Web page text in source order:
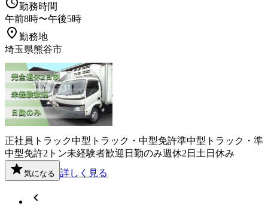
勤務時間
午前8時〜午後5時
勤務地
埼玉県熊谷市
正社員 トラック中型トラック・中型免許準中型トラック・準
中型免許2トン未経験者歓迎 日勤のみ週休2日 土日休み
気になる 詳しく見る